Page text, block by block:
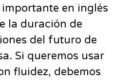
importante en inglés
la duración de
del futuro de
Si queremos usar
fluidez, debemos